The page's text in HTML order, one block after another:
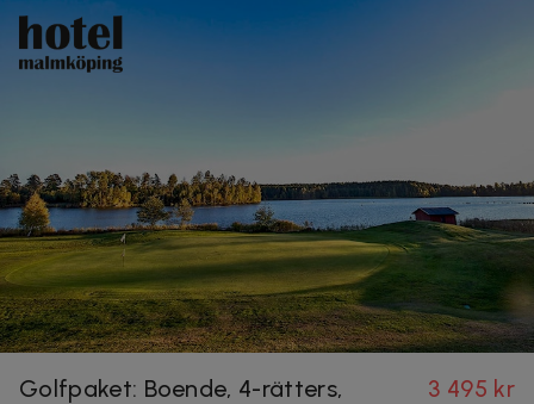
Golfpaket: Boende, 4-rätters,
3 495 kr